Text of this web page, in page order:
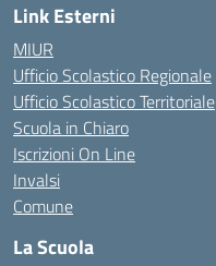
Link Esterni
MIUR
Ufficio Scolastico Regionale
Ufficio Scolastico Territoriale
Scuola in Chiaro
Iscrizioni On Line
Invalsi
Comune
La Scuola